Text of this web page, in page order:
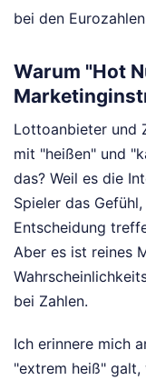
bei den
Warum "Hot
Lottoanbieter und
mit "heißen" und
das? Weil es die
Spieler das
Entscheidung
Aber es ist reines
bei Zahlen.
Ich erinnere mich
"extrem heiß" galt,